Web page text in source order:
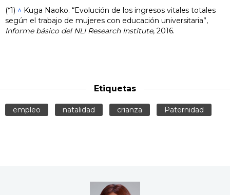
(*1) ^ Kuga Naoko. “Evolución de los ingresos vitales totales
según el trabajo de mujeres con educación universitaria”,
Informe básico del NLI Research Institute, 2016.
Etiquetas
empleo natalidad crianza Paternidad